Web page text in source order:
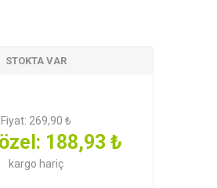
ve Mezeler
Ürünleri
STOKTA VAR
Fiyat: 269,90 ₺
188,93 ₺
kargo hariç